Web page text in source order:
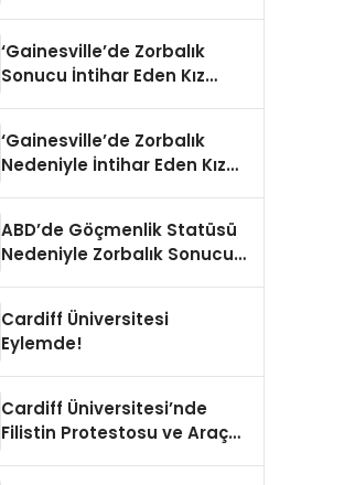
‘Gainesville’de Zorbalık
Sonucu İntihar Eden Kız
‘Gainesville’de Zorbalık
Nedeniyle İntihar Eden Kız
ABD’de Göçmenlik Statüsü
Nedeniyle Zorbalık Sonucu
Cardiff Üniversitesi
Eylemde!
Cardiff Üniversitesi’nde
Filistin Protestosu ve Araç